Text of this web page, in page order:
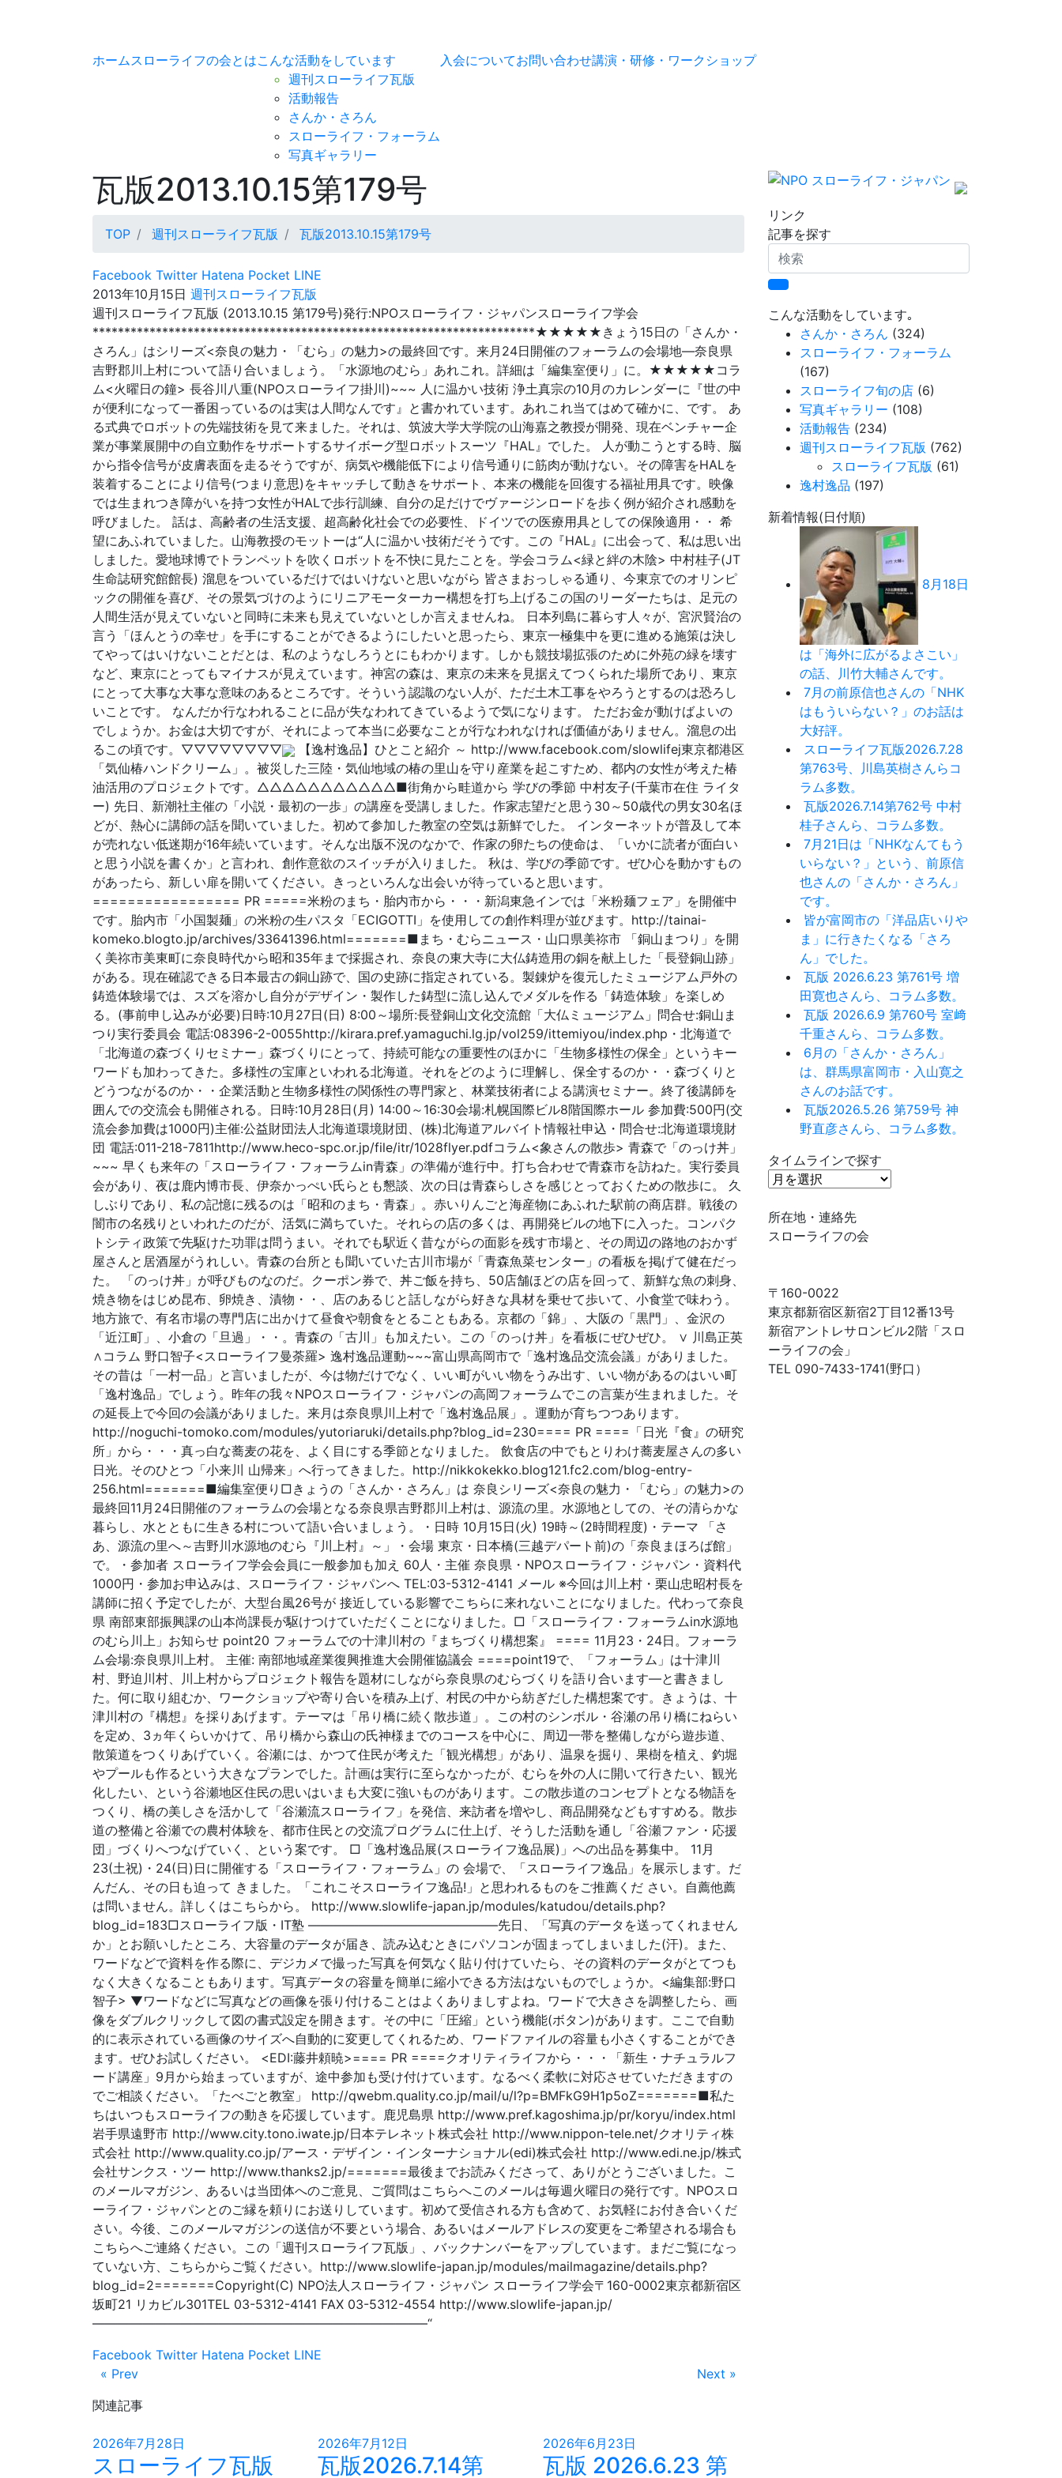
ホームスローライフの会とはこんな活動をしています
週刊スローライフ瓦版
活動報告
さんか・さろん
スローライフ・フォーラム
写真ギャラリー
入会についてお問い合わせ講演・研修・ワークショップ
瓦版2013.10.15第179号
TOP 週刊スローライフ瓦版 瓦版2013.10.15第179号
Facebook Twitter Hatena Pocket LINE
2013年10月15日 週刊スローライフ瓦版
週刊スローライフ瓦版 (2013.10.15 第179号)発行:NPOスローライフ・ジャパンスローライフ学会
**********************************************************************★★★★★きょう15日の「さんか・
さろん」はシリーズ<奈良の魅力・「むら」の魅力>の最終回です。来月24日開催のフォーラムの会場地―奈良県
吉野郡川上村について語り合いましょう。「水源地のむら」あれこれ。詳細は「編集室便り」に。★★★★★コラ
ム<火曜日の鐘> 長谷川八重(NPOスローライフ掛川)~~~ 人に温かい技術 浄土真宗の10月のカレンダーに『世の中
が便利になって一番困っているのは実は人間なんです』と書かれています。あれこれ当てはめて確かに、です。 あ
る式典でロボットの先端技術を見て来ました。それは、筑波大学大学院の山海嘉之教授が開発、現在ベンチャー企
業が事業展開中の自立動作をサポートするサイボーグ型ロボットスーツ『HAL』でした。 人が動こうとする時、脳
から指令信号が皮膚表面を走るそうですが、病気や機能低下により信号通りに筋肉が動けない。その障害をHALを
装着することにより信号(つまり意思)をキャッチして動きをサポート、本来の機能を回復する福祉用具です。映像
では生まれつき障がいを持つ女性がHALで歩行訓練、自分の足だけでヴァージンロードを歩く例が紹介され感動を
呼びました。 話は、高齢者の生活支援、超高齢化社会での必要性、ドイツでの医療用具としての保険適用・・ 希
望にあふれていました。山海教授のモットーは“人に温かい技術だそうです。この『HAL』に出会って、私は思い出
しました。愛地球博でトランペットを吹くロボットを不快に見たことを。学会コラム<緑と絆の木陰> 中村桂子(JT
生命誌研究館館長) 溜息をついているだけではいけないと思いながら 皆さまおっしゃる通り、今東京でのオリンピ
ックの開催を喜び、その景気づけのようにリニアモーターカー構想を打ち上げるこの国のリーダーたちは、足元の
人間生活が見えていないと同時に未来も見えていないとしか言えませんね。 日本列島に暮らす人々が、宮沢賢治の
言う「ほんとうの幸せ」を手にすることができるようにしたいと思ったら、東京一極集中を更に進める施策は決し
てやってはいけないことだとは、私のようなしろうとにもわかります。しかも競技場拡張のために外苑の緑を壊す
など、東京にとってもマイナスが見えています。神宮の森は、東京の未来を見据えてつくられた場所であり、東京
にとって大事な大事な意味のあるところです。そういう認識のない人が、ただ土木工事をやろうとするのは恐ろし
いことです。 なんだか行なわれることに品が失なわれてきているようで気になります。 ただお金が動けばよいの
でしょうか。お金は大切ですが、それによって本当に必要なことが行なわれなければ価値がありません。溜息の出
るこの頃です。▽▽▽▽▽▽▽▽
【逸村逸品】ひとこと紹介 ～ http://www.facebook.com/slowlifej東京都港区
「気仙椿ハンドクリーム」。被災した三陸・気仙地域の椿の里山を守り産業を起こすため、都内の女性が考えた椿
油活用のプロジェクトです。△△△△△△△△△△△■街角から畦道から 学びの季節 中村友子(千葉市在住 ライタ
ー) 先日、新潮社主催の「小説・最初の一歩」の講座を受講しました。作家志望だと思う30～50歳代の男女30名ほ
どが、熱心に講師の話を聞いていました。初めて参加した教室の空気は新鮮でした。 インターネットが普及して本
が売れない低迷期が16年続いています。そんな出版不況のなかで、作家の卵たちの使命は、「いかに読者が面白い
と思う小説を書くか」と言われ、創作意欲のスイッチが入りました。 秋は、学びの季節です。ぜひ心を動かすもの
があったら、新しい扉を開いてください。きっといろんな出会いが待っていると思います。
================= PR =====米粉のまち・胎内市から・・・新潟東急インでは「米粉麺フェア」を開催中
です。胎内市「小国製麺」の米粉の生パスタ「ECIGOTTI」を使用しての創作料理が並びます。http://tainai-
komeko.blogto.jp/archives/33641396.html=======■まち・むらニュース・山口県美祢市 「銅山まつり」を開
く美祢市美東町に奈良時代から昭和35年まで採掘され、奈良の東大寺に大仏鋳造用の銅を献上した「長登銅山跡」
がある。現在確認できる日本最古の銅山跡で、国の史跡に指定されている。製錬炉を復元したミュージアム戸外の
鋳造体験場では、スズを溶かし自分がデザイン・製作した鋳型に流し込んでメダルを作る「鋳造体験」を楽しめ
る。(事前申し込みが必要)日時:10月27日(日) 8:00～場所:長登銅山文化交流館「大仏ミュージアム」問合せ:銅山ま
つり実行委員会 電話:08396-2-0055http://kirara.pref.yamaguchi.lg.jp/vol259/ittemiyou/index.php・北海道で
「北海道の森づくりセミナー」森づくりにとって、持続可能なの重要性のほかに「生物多様性の保全」というキー
ワードも加わってきた。多様性の宝庫といわれる北海道。それをどのように理解し、保全するのか・・森づくりと
どうつながるのか・・企業活動と生物多様性の関係性の専門家と、林業技術者による講演セミナー。終了後講師を
囲んでの交流会も開催される。日時:10月28日(月) 14:00～16:30会場:札幌国際ビル8階国際ホール 参加費:500円(交
流会参加費は1000円)主催:公益財団法人北海道環境財団、(株)北海道アルバイト情報社申込・問合せ:北海道環境財
団 電話:011-218-7811http://www.heco-spc.or.jp/file/itr/1028flyer.pdfコラム<象さんの散歩> 青森で「のっけ丼」
~~~ 早くも来年の「スローライフ・フォーラムin青森」の準備が進行中。打ち合わせで青森市を訪ねた。実行委員
会があり、夜は鹿内博市長、伊奈かっぺい氏らとも懇談、次の日は青森らしさを感じとっておくための散歩に。 久
しぶりであり、私の記憶に残るのは「昭和のまち・青森」。赤いりんごと海産物にあふれた駅前の商店群。戦後の
闇市の名残りといわれたのだが、活気に満ちていた。それらの店の多くは、再開発ビルの地下に入った。コンパク
トシティ政策で先駆けた功罪は問うまい。それでも駅近く昔ながらの面影を残す市場と、その周辺の路地のおかず
屋さんと居酒屋がうれしい。青森の台所とも聞いていた古川市場が「青森魚菜センター」の看板を掲げて健在だっ
た。 「のっけ丼」が呼びものなのだ。クーポン券で、丼ご飯を持ち、50店舗ほどの店を回って、新鮮な魚の刺身、
焼き物をはじめ昆布、卵焼き、漬物・・、店のあるじと話しながら好きな具材を乗せて歩いて、小食堂で味わう。
地方旅で、有名市場の専門店に出かけて昼食や朝食をとることもある。京都の「錦」、大阪の「黒門」、金沢の
「近江町」、小倉の「旦過」・・。青森の「古川」も加えたい。この「のっけ丼」を看板にぜひぜひ。 ∨ 川島正英
∧コラム 野口智子<スローライフ曼荼羅> 逸村逸品運動~~~富山県高岡市で「逸村逸品交流会議」がありました。
その昔は「一村一品」と言いましたが、今は物だけでなく、いい町がいい物をうみ出す、いい物があるのはいい町
「逸村逸品」でしょう。昨年の我々NPOスローライフ・ジャパンの高岡フォーラムでこの言葉が生まれました。そ
の延長上で今回の会議がありました。来月は奈良県川上村で「逸村逸品展」。運動が育ちつつあります。
http://noguchi-tomoko.com/modules/yutoriaruki/details.php?blog_id=230==== PR ====「日光『食』の研究
所」から・・・真っ白な蕎麦の花を、よく目にする季節となりました。 飲食店の中でもとりわけ蕎麦屋さんの多い
日光。そのひとつ「小来川 山帰来」へ行ってきました。http://nikkokekko.blog121.fc2.com/blog-entry-
256.html=======■編集室便り□きょうの「さんか・さろん」は 奈良シリーズ<奈良の魅力・「むら」の魅力>の
最終回11月24日開催のフォーラムの会場となる奈良県吉野郡川上村は、源流の里。水源地としての、その清らかな
暮らし、水とともに生きる村について語い合いましょう。・日時 10月15日(火) 19時～(2時間程度)・テーマ 「さ
あ、源流の里へ～吉野川水源地のむら『川上村』～」・会場 東京・日本橋(三越デパート前)の「奈良まほろば館」
で。・参加者 スローライフ学会会員に一般参加も加え 60人・主催 奈良県・NPOスローライフ・ジャパン・資料代
1000円・参加お申込みは、スローライフ・ジャパンへ TEL:03-5312-4141 メール ※今回は川上村・栗山忠昭村長を
講師に招く予定でしたが、大型台風26号が 接近している影響でこちらに来れないことになりました。代わって奈良
県 南部東部振興課の山本尚課長が駆けつけていただくことになりました。□「スローライフ・フォーラムin水源地
のむら川上」お知らせ point20 フォーラムでの十津川村の『まちづくり構想案』 ==== 11月23・24日。フォーラ
ム会場:奈良県川上村。 主催: 南部地域産業復興推進大会開催協議会 ====point19で、「フォーラム」は十津川
村、野迫川村、川上村からプロジェクト報告を題材にしながら奈良県のむらづくりを語り合います―と書きまし
た。何に取り組むか、ワークショップや寄り合いを積み上げ、村民の中から紡ぎだした構想案です。きょうは、十
津川村の『構想』を採りあげます。テーマは「吊り橋に続く散歩道」。この村のシンボル・谷瀬の吊り橋にねらい
を定め、3ヵ年くらいかけて、吊り橋から森山の氏神様までのコースを中心に、周辺一帯を整備しながら遊歩道、
散策道をつくりあげていく。谷瀬には、かつて住民が考えた「観光構想」があり、温泉を掘り、果樹を植え、釣堀
やプールも作るという大きなプランでした。計画は実行に至らなかったが、むらを外の人に開いて行きたい、観光
化したい、という谷瀬地区住民の思いはいまも大変に強いものがあります。この散歩道のコンセプトとなる物語を
つくり、橋の美しさを活かして「谷瀬流スローライフ」を発信、来訪者を増やし、商品開発などもすすめる。散歩
道の整備と谷瀬での農村体験を、都市住民との交流プログラムに仕上げ、そうした活動を通し「谷瀬ファン・応援
団」づくりへつなげていく、という案です。 □「逸村逸品展(スローライフ逸品展)」への出品を募集中。 11月
23(土祝)・24(日)日に開催する「スローライフ・フォーラム」の 会場で、「スローライフ逸品」を展示します。だ
んだん、その日も迫って きました。「これこそスローライフ逸品!」と思われるものをご推薦くだ さい。自薦他薦
は問いません。詳しくはこちらから。 http://www.slowlife-japan.jp/modules/katudou/details.php?
blog_id=183□スローライフ版・IT塾 ———————————————先日、「写真のデータを送ってくれません
か」とお願いしたところ、大容量のデータが届き、読み込むときにパソコンが固まってしまいました(汗)。また、
ワードなどで資料を作る際に、デジカメで撮った写真を何気なく貼り付けていたら、その資料のデータがとてつも
なく大きくなることもあります。写真データの容量を簡単に縮小できる方法はないものでしょうか。<編集部:野口
智子> ▼ワードなどに写真などの画像を張り付けることはよくありましすよね。ワードで大きさを調整したら、画
像をダブルクリックして図の書式設定を開きます。その中に「圧縮」という機能(ボタン)があります。ここで自動
的に表示されている画像のサイズへ自動的に変更してくれるため、ワードファイルの容量も小さくすることができ
ます。ぜひお試しください。 <EDI:藤井頼暁>==== PR ====クオリティライフから・・・「新生・ナチュラルフ
ード講座」9月から始まっていますが、途中参加も受け付けています。なるべく柔軟に対応させていただきますの
でご相談ください。「たべごと教室」 http://qwebm.quality.co.jp/mail/u/l?p=BMFkG9H1p5oZ=======■私た
ちはいつもスローライフの動きを応援しています。鹿児島県 http://www.pref.kagoshima.jp/pr/koryu/index.html
岩手県遠野市 http://www.city.tono.iwate.jp/日本テレネット株式会社 http://www.nippon-tele.net/クオリティ株
式会社 http://www.quality.co.jp/アース・デザイン・インターナショナル(edi)株式会社 http://www.edi.ne.jp/株式
会社サンクス・ツー http://www.thanks2.jp/=======最後までお読みくださって、ありがとうございました。こ
のメールマガジン、あるいは当団体へのご意見、ご質問はこちらへこのメールは毎週火曜日の発行です。NPOスロ
ーライフ・ジャパンとのご縁を頼りにお送りしています。初めて受信される方も含めて、お気軽にお付き合いくだ
さい。今後、このメールマガジンの送信が不要という場合、あるいはメールアドレスの変更をご希望される場合も
こちらへご連絡ください。この「週刊スローライフ瓦版」、バックナンバーをアップしています。まだご覧になっ
ていない方、こちらからご覧ください。http://www.slowlife-japan.jp/modules/mailmagazine/details.php?
blog_id=2=======Copyright(C) NPO法人スローライフ・ジャパン スローライフ学会〒160-0002東京都新宿区
坂町21 リカビル301TEL 03-5312-4141 FAX 03-5312-4554 http://www.slowlife-japan.jp/
——————————————————————————–“
Facebook Twitter Hatena Pocket LINE
« Prev
Next »
関連記事
2026年7月28日
スローライフ瓦版
2026年7月12日
瓦版2026.7.14第
2026年6月23日
瓦版 2026.6.23 第
リンク
記事を探す
検
索
こんな活動をしています｡
さんか・さろん (324)
スローライフ・フォーラム
(167)
スローライフ旬の店 (6)
写真ギャラリー (108)
活動報告 (234)
週刊スローライフ瓦版 (762)
スローライフ瓦版 (61)
逸村逸品 (197)
新着情報(日付順)
8月18日
は「海外に広がるよさこい」
の話、川竹大輔さんです。
7月の前原信也さんの「NHK
はもういらない？」のお話は
大好評。
スローライフ瓦版2026.7.28
第763号、川島英樹さんらコ
ラム多数。
瓦版2026.7.14第762号 中村
桂子さんら、コラム多数。
7月21日は「NHKなんてもう
いらない？」という、前原信
也さんの「さんか・さろん」
です。
皆が富岡市の「洋品店いりや
ま」に行きたくなる「さろ
ん」でした。
瓦版 2026.6.23 第761号 増
田寛也さんら、コラム多数。
瓦版 2026.6.9 第760号 室﨑
千重さんら、コラム多数。
6月の「さんか・さろん」
は、群馬県富岡市・入山寛之
さんのお話です。
瓦版2026.5.26 第759号 神
野直彦さんら、コラム多数。
タイムラインで探す
タ
ム
ラ
で
探
す
所在地・連絡先
スローライフの会
〒160-0022
東京都新宿区新宿2丁目12番13号
新宿アントレサロンビル2階「スロ
ーライフの会」
TEL 090-7433-1741(野口）